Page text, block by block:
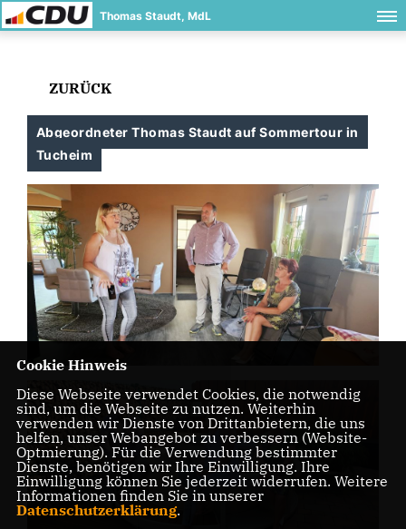
Thomas Staudt, MdL
ZURÜCK
Abgeordneter Thomas Staudt auf Sommertour in
Tucheim
Cookie Hinweis
Diese Webseite verwendet Cookies, die notwendig
sind, um die Webseite zu nutzen. Weiterhin
verwenden wir Dienste von Drittanbietern, die uns
helfen, unser Webangebot zu verbessern (Website-
Optmierung). Für die Verwendung bestimmter
Dienste, benötigen wir Ihre Einwilligung. Ihre
Einwilligung können Sie jederzeit widerrufen. Weitere
Informationen finden Sie in unserer
Datenschutzerklärung.